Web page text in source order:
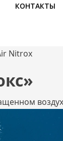
КОНТАКТЫ
Nitrox